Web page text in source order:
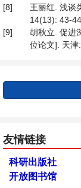
[8]
王丽红. 浅谈
14(13): 43-44.
[9]
胡秋立. 促进
位论文]. 天津
友情链接
科研出版社
开放图书馆